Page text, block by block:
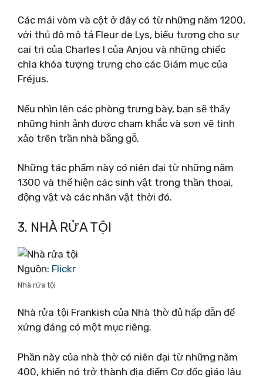
Các mái vòm và cột ở đây có từ những năm 1200,
với thủ đô mô tả Fleur de Lys, biểu tượng cho sự
cai trị của Charles I của Anjou và những chiếc
chìa khóa tượng trưng cho các Giám mục của
Fréjus.
Nếu nhìn lên các phòng trưng bày, bạn sẽ thấy
những hình ảnh được chạm khắc và sơn vẽ tinh
xảo trên trần nhà bằng gỗ.
Những tác phẩm này có niên đại từ những năm
1300 và thể hiện các sinh vật trong thần thoại,
động vật và các nhân vật thời đó.
3. NHÀ RỬA TỘI
Nguồn: Flickr
Nhà rửa tội
Nhà rửa tội Frankish của Nhà thờ đủ hấp dẫn để
xứng đáng có một mục riêng.
Phần này của nhà thờ có niên đại từ những năm
400, khiến nó trở thành địa điểm Cơ đốc giáo lâu